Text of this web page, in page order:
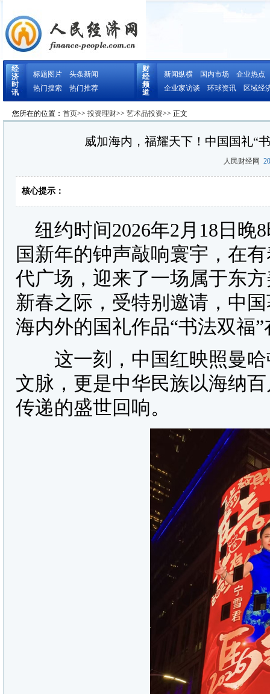
经
济
时
讯
标题图片
头条新闻
热门搜索
热门推荐
财
经
频
道
新闻纵横 国内市场
企业热点
企业家访谈
环球资讯 区域经
您所在的位置： 首页>> 投资理财>> 艺术品投资>> 正文
威加海内，福耀天下！中国国礼“
人民财经网
核心提示：
纽约时间2026年2月18日晚
国新年的钟声敲响寰宇，在
代广场，迎来了一场属于东
新春之际，受特别邀请，中
海内外的国礼作品“书法双福
这一刻，中国红映照曼哈
文脉，更是中华民族以海纳
传递的盛世回响。